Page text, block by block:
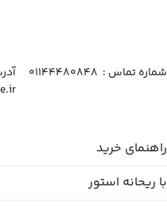
شماره تماس :‌ ۰۱۱۴۴۴۸۰۸۴۸
راهنمای خرید
با ریحانه استور